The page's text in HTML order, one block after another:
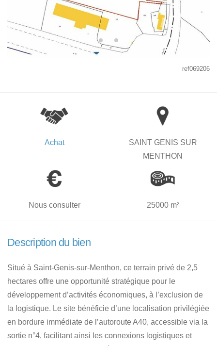
ref069206
Achat
SAINT GENIS SUR
MENTHON
Nous consulter 25000 m²
Description du bien
Situé à Saint-Genis-sur-Menthon, ce terrain privé de 2,5
hectares offre une opportunité stratégique pour le
développement d’activités économiques, à l’exclusion de
la logistique. Le site bénéficie d’une localisation privilégiée
en bordure immédiate de l’autoroute A40, accessible via la
sortie n°4, facilitant ainsi les connexions logistiques et